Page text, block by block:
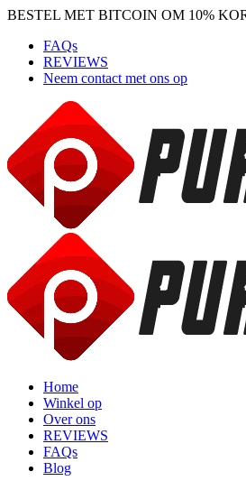
BESTEL MET BITCOIN OM 10%
FAQs
REVIEWS
Neem contact met ons op
Home
Winkel op
Over ons
REVIEWS
FAQs
Blog